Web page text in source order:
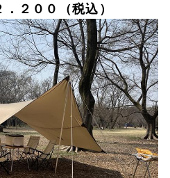
２００（税込）